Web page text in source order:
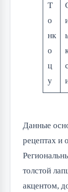
Т
о
нк
о
ц
у
Данные
рецептах и
толстой
акцентом,